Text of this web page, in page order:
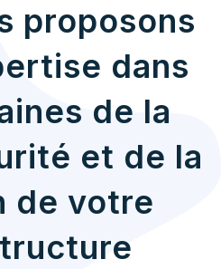
proposons
dans
de la
et de la
de votre